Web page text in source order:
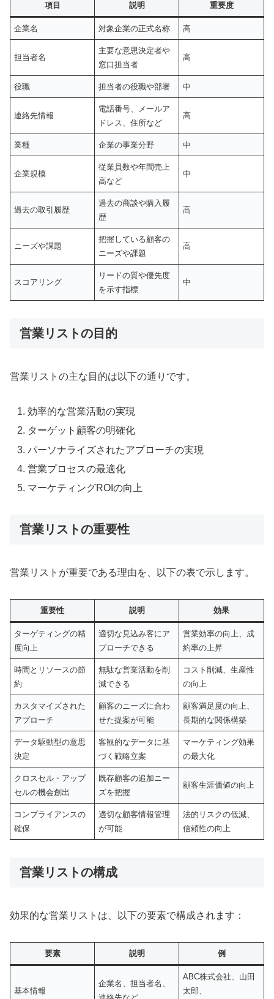
項目 説明 重要度
企業名 対象企業の正式名称 高
担当者名
主要な意思決定者や
窓口担当者
高
役職 担当者の役職や部署 中
連絡先情報
電話番号、メールア
ドレス、住所など
高
業種 企業の事業分野 中
企業規模
従業員数や年間売上
高など
中
過去の取引履歴
過去の商談や購入履
歴
高
ニーズや課題
把握している顧客の
ニーズや課題
高
スコアリング
リードの質や優先度
を示す指標
中
営業リストの目的
営業リストの主な目的は以下の通りです。
効率的な営業活動の実現
ターゲット顧客の明確化
パーソナライズされたアプローチの実現
営業プロセスの最適化
マーケティングROIの向上
営業リストの重要性
営業リストが重要である理由を、以下の表で示します。
重要性 説明 効果
ターゲティングの精
度向上
適切な見込み客にア
プローチできる
営業効率の向上、成
約率の上昇
時間とリソースの節
約
無駄な営業活動を削
減できる
コスト削減、生産性
の向上
カスタマイズされた
アプローチ
顧客のニーズに合わ
せた提案が可能
顧客満足度の向上、
長期的な関係構築
データ駆動型の意思
決定
客観的なデータに基
づく戦略立案
マーケティング効果
の最大化
クロスセル・アップ
セルの機会創出
既存顧客の追加ニー
ズを把握
顧客生涯価値の向上
コンプライアンスの
確保
適切な顧客情報管理
が可能
法的リスクの低減、
信頼性の向上
営業リストの構成
効果的な営業リストは、以下の要素で構成されます：
要素 説明 例
基本情報
企業名、担当者名、
ABC株式会社、山田
太郎、